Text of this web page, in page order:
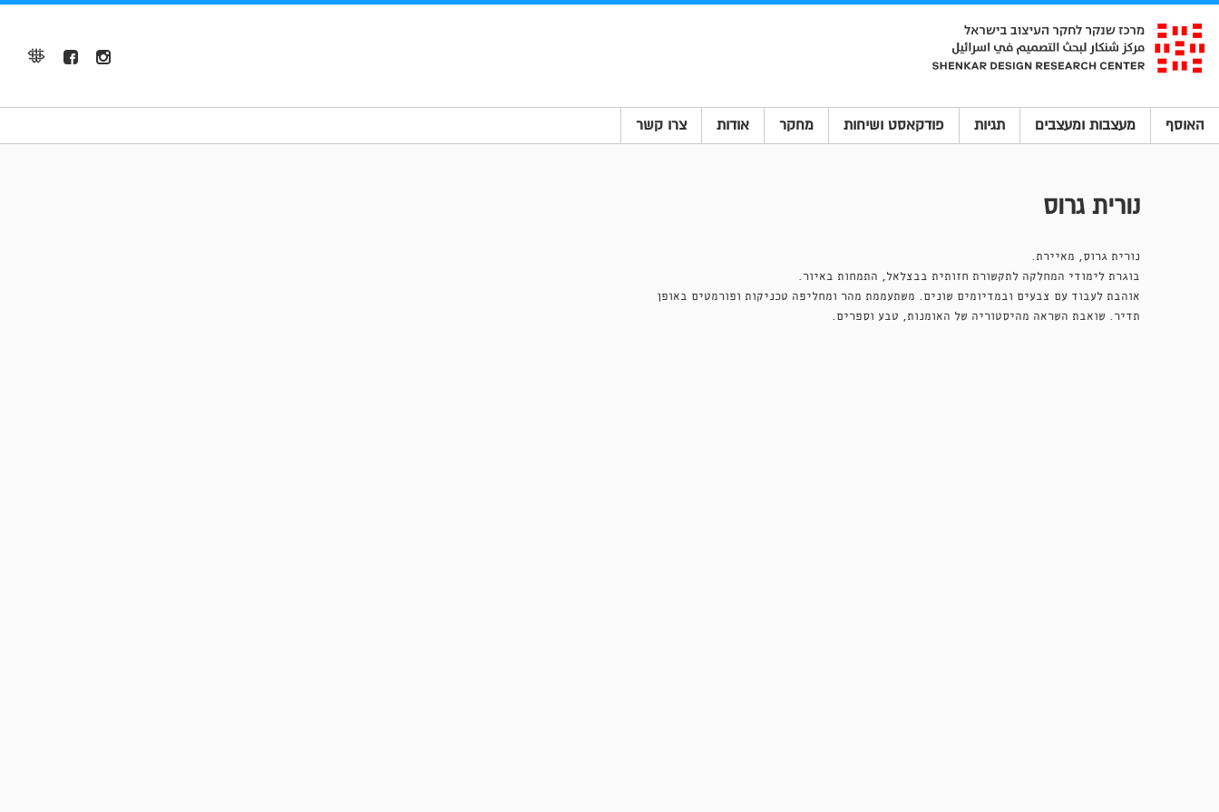
האוסף מעצבות ומעצבים תגיות פודקאסט ושיחות מחקר אודות צרו קשר
נורית גרוס
נורית גרוס, מאיירת.
בוגרת לימודי המחלקה לתקשורת חזותית בבצלאל, התמחות באיור.
אוהבת לעבוד עם צבעים ובמדיומים שונים. משתעממת מהר ומחליפה טכניקות ופורמטים באופן
תדיר. שואבת השראה מהיסטוריה של האומנות, טבע וספרים.